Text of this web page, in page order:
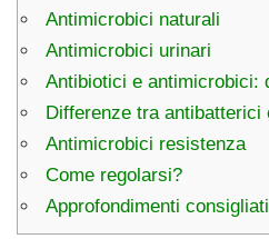
Antimicrobici naturali
Antimicrobici urinari
Antibiotici e antimicrobici:
Differenze tra antibatterici
Antimicrobici resistenza
Come regolarsi?
Approfondimenti consigliati